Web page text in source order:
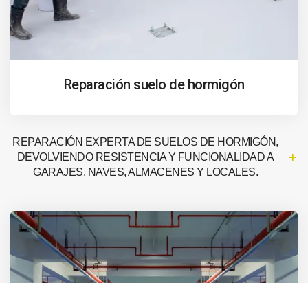
Reparación suelo de hormigón
REPARACIÓN EXPERTA DE SUELOS DE HORMIGÓN,
DEVOLVIENDO RESISTENCIA Y FUNCIONALIDAD A
GARAJES, NAVES, ALMACENES Y LOCALES.